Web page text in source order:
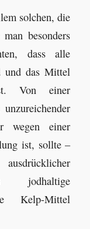
solchen, die
besonders
dass alle
und das Mittel
Von einer
wegen einer
ist, sollte –
jodhaltige
Kelp-Mittel